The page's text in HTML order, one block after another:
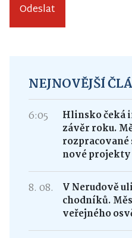
Odeslat
NEJNOVĚJŠÍ
6:05
Hlinsko čeká
závěr roku.
nové projekty
8. 08.
V Nerudově
chodníků.
veřejného